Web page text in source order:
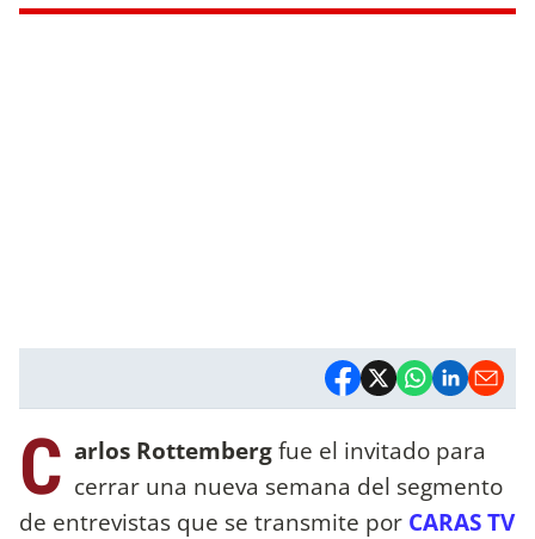
C arlos Rottembergfue el invitado para
cerrar una nueva semana del segmento
de entrevistas que se transmite por CARAS TV